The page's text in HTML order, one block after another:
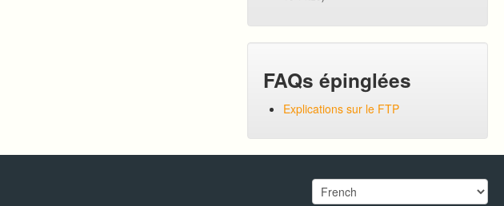
FAQs épinglées
Explications sur le FTP